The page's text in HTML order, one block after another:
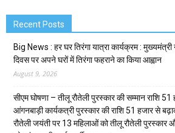
Recent Posts
Big News : हर घर तिरंगा यात्रा कार्यक्रम :
दिवस पर अपने घरों में तिरंगा फहराने का किया आह्वान
August 9, 2026
सीएम घोषणा – तीलू रौतेली पुरस्कार की सम्मान राशि
आंगनबाड़ी कार्यकत्री पुरस्कार की राशि 51 हजार से
रौतेली जयंती पर 13 महिलाओं को तीलू रौतेली पुरस्कार